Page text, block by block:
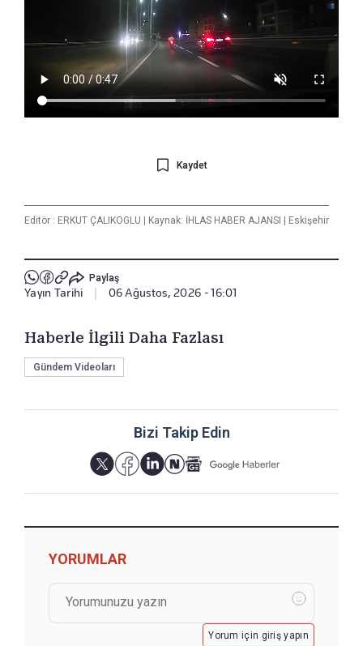
Kaydet
Editör : ERKUT ÇALIKOGLU | Kaynak: İHLAS HABER AJANSI | Eskişehir
Paylaş
Yayın Tarihi 06 Ağustos, 2026 - 16:01
Haberle İlgili Daha Fazlası
Gündem Videoları
Bizi Takip Edin
YORUMLAR
Yorum için giriş yapın